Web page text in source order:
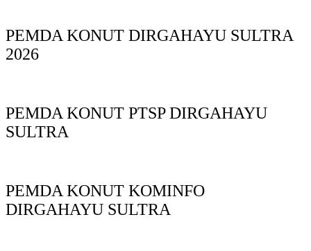
PEMDA KONUT DIRGAHAYU SULTRA
2026
PEMDA KONUT PTSP DIRGAHAYU
SULTRA
PEMDA KONUT KOMINFO
DIRGAHAYU SULTRA